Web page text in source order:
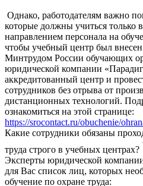
Однако, работодателям важно
которые должны учиться только
направлением персонала на
чтобы учебный центр был
Минтрудом России обучающих
юридической компании
аккредитованный центр и
сотрудников без отрыва от
дистанционных технологий.
ознакомиться на этой странице:
https://srocontact.ru/obuchenie/
Какие сотрудники обязаны
труда строго в учебных центрах?
Эксперты юридической
для Вас список лиц, которых
обучение по охране труда: